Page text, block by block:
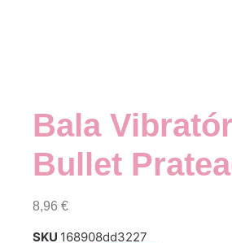
Bala
Bullet
8,96 €
SKU 168908dd3227